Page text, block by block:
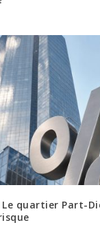
quartier Part-